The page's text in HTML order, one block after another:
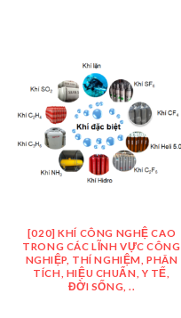
[020] KHÍ CÔNG NGHỆ CAO
TRONG CÁC LĨNH VỰC CÔNG
NGHIỆP, THÍ NGHIỆM, PHÂN
TÍCH, HIỆU CHUẨN, Y TẾ,
ĐỜI SỐNG, ..